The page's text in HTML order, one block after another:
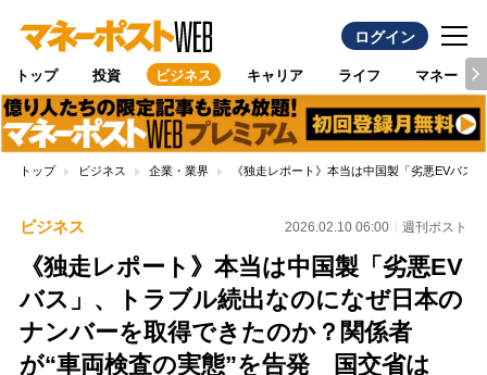
ログイン
トップ 投資 ビジネス キャリア ライフ マネー
トップ ビジネス 企業・業界 《独走レポート》本当は中国製「劣悪EVバ
ビジネス 2026.02.10 06:00 週刊ポスト
《独走レポート》本当は中国製「劣悪EV
バス」、トラブル続出なのになぜ日本の
ナンバーを取得できたのか？関係者
が“車両検査の実態”を告発 国交省は